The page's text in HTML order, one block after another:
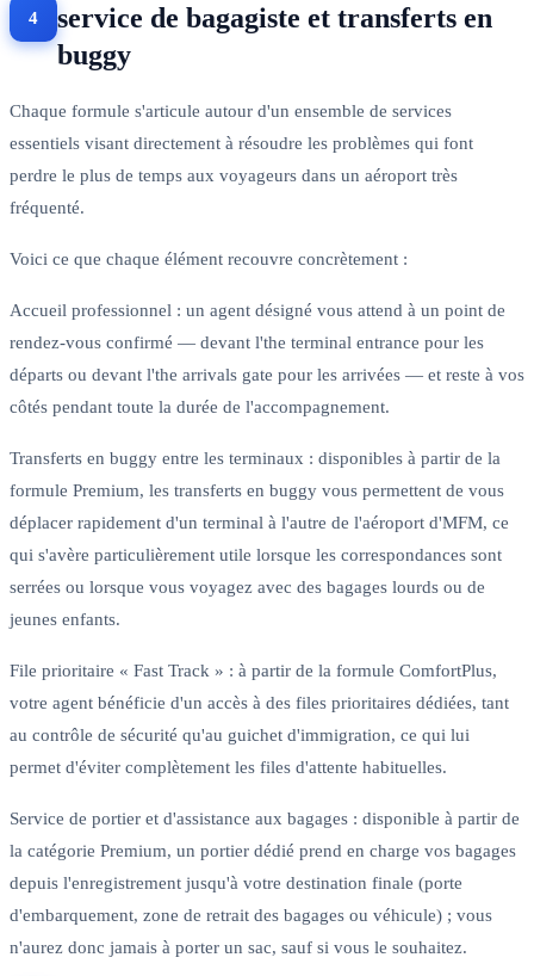
service de bagagiste et transferts en
buggy
Chaque formule s'articule autour d'un ensemble de services
essentiels visant directement à résoudre les problèmes qui font
perdre le plus de temps aux voyageurs dans un aéroport très
fréquenté.
Voici ce que chaque élément recouvre concrètement :
Accueil professionnel : un agent désigné vous attend à un point de
rendez-vous confirmé — devant l'the terminal entrance pour les
départs ou devant l'the arrivals gate pour les arrivées — et reste à vos
côtés pendant toute la durée de l'accompagnement.
Transferts en buggy entre les terminaux : disponibles à partir de la
formule Premium, les transferts en buggy vous permettent de vous
déplacer rapidement d'un terminal à l'autre de l'aéroport d'MFM, ce
qui s'avère particulièrement utile lorsque les correspondances sont
serrées ou lorsque vous voyagez avec des bagages lourds ou de
jeunes enfants.
File prioritaire « Fast Track » : à partir de la formule ComfortPlus,
votre agent bénéficie d'un accès à des files prioritaires dédiées, tant
au contrôle de sécurité qu'au guichet d'immigration, ce qui lui
permet d'éviter complètement les files d'attente habituelles.
Service de portier et d'assistance aux bagages : disponible à partir de
la catégorie Premium, un portier dédié prend en charge vos bagages
depuis l'enregistrement jusqu'à votre destination finale (porte
d'embarquement, zone de retrait des bagages ou véhicule) ; vous
n'aurez donc jamais à porter un sac, sauf si vous le souhaitez.